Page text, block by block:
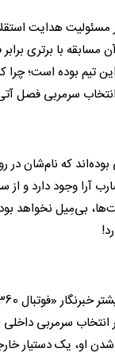
با برتری
تیم بوده است؛
سرمربی فصل
که نام‌شان
وجود دارد و از
بعد از این
سرمربی داخلی
او، یک دستیار